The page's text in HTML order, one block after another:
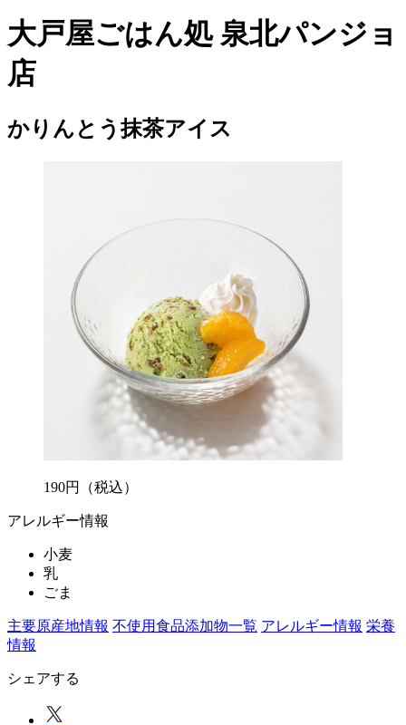
大戸屋ごはん処 泉北パンジョ
店
かりんとう抹茶アイス
190円 （税込）
アレルギー情報
小麦
乳
ごま
主要原産地情報 不使用食品添加物一覧 アレルギー情報 栄養
情報
シェアする